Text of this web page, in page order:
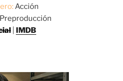
Acción
Preproducción
IMDB